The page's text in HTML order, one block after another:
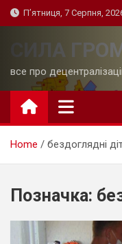
Skip
to
П’ятниця, 7 Серпня,
СИЛА
все про
Home бездоглядні
Позначка: